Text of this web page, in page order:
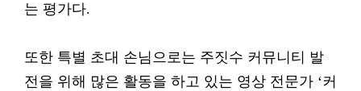
는 평가다.
또한 특별 초대 손님으로는 주짓수 커뮤니티 발
전을 위해 많은 활동을 하고 있는 영상 전문가 ‘커